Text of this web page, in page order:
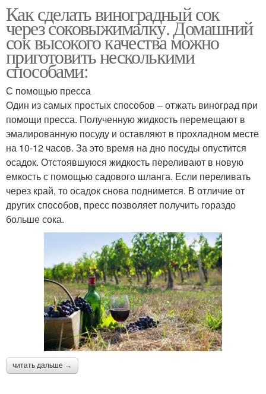
Как сделать виноградный сок
через соковыжималку. Домашний
сок высокого качества можно
приготовить несколькими
способами:
С помощью пресса
Один из самых простых способов – отжать виноград при
помощи пресса. Полученную жидкость перемещают в
эмалированную посуду и оставляют в прохладном месте
на 10-12 часов. За это время на дно посуды опустится
осадок. Отстоявшуюся жидкость переливают в новую
емкость с помощью садового шланга. Если переливать
через край, то осадок снова поднимется. В отличие от
других способов, пресс позволяет получить гораздо
больше сока.
читать дальше →